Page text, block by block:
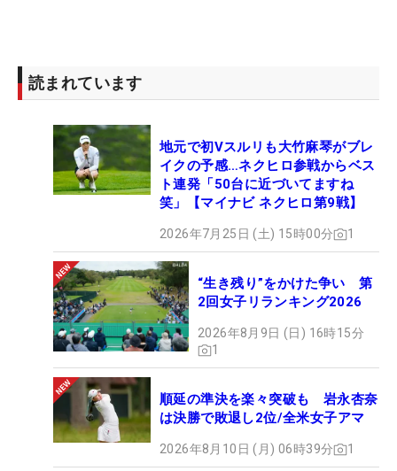
読まれています
地元で初Vスルリも大竹麻琴がブレ
イクの予感…ネクヒロ参戦からベス
ト連発「50台に近づいてますね
笑」【マイナビ ネクヒロ第9戦】
2026年7月25日 (土) 15時00分 1
“生き残り”をかけた争い 第
2回女子リランキング2026
2026年8月9日 (日) 16時15分
1
順延の準決を楽々突破も 岩永杏奈
は決勝で敗退し2位/全米女子アマ
2026年8月10日 (月) 06時39分 1